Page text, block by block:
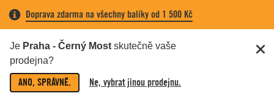
Doprava zdarma na všechny balíky od 1 500 Kč
Je Praha - Černý Most skutečně vaše
prodejna?
ANO, SPRÁVNĚ. Ne, vybrat jinou prodejnu.